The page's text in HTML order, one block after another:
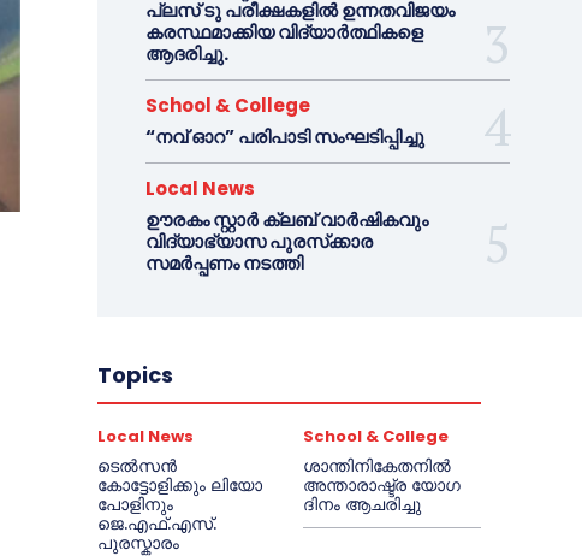
പ്ലസ് ടു പരീക്ഷകളിൽ ഉന്നതവിജയം
കരസ്ഥമാക്കിയ വിദ്യാർത്ഥികളെ
ആദരിച്ചു.
School & College
“നവ് ഓറ” പരിപാടി സംഘടിപ്പിച്ചു
Local News
ഊരകം സ്റ്റാർ ക്ലബ് വാർഷികവും
വിദ്യാഭ്യാസ പുരസ്‌ക്കാര
സമർപ്പണം നടത്തി
Topics
Local News
ടെൽസൻ
കോട്ടോളിക്കും ലിയോ
പോളിനും
ജെ.എഫ്.എസ്.
പുരസ്കാരം
School & College
ശാന്തിനികേതനിൽ
അന്താരാഷ്ട്ര യോഗ
ദിനം ആചരിച്ചു